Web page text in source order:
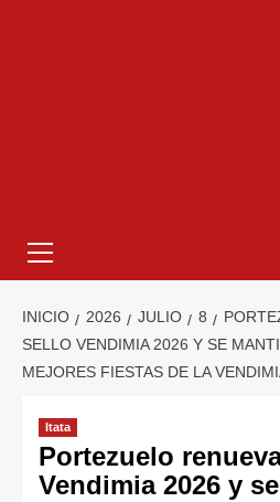
INICIO 2026 JULIO 8
SELLO VENDIMIA 2026 Y SE
MEJORES FIESTAS DE LA
Itata
Portezuelo
Vendimia 2026 y